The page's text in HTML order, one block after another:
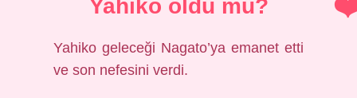
Yahiko öldü mü?
Yahiko geleceği Nagato’ya emanet etti
ve son nefesini verdi.